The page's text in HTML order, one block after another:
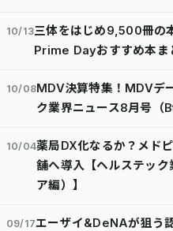
10/13三体をはじめ9,500冊の
Prime Dayおすすめ本ま
10/08MDV決算特集！MDVデ
ク業界ニュース8月号（
10/04薬局DX化なるか？メド
舗へ導入【ヘルステッ
ア編）】
09/17エーザイ&DeNAが狙う